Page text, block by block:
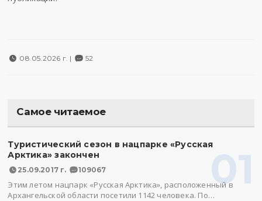
08.05.2026 г. | 52
Самое читаемое
01
Туристический сезон в нацпарке «Русская
Арктика» закончен
25.09.2017 г. 109067
Этим летом нацпарк «Русская Арктика», расположенный в
Архангельской области посетили 1142 человека. По…